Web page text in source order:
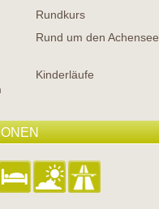
Rundkurs
Rund um den Achensee
Kinderläufe